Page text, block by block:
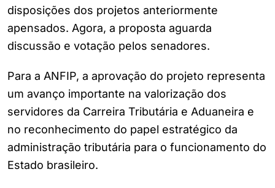
disposições dos projetos anteriormente
apensados. Agora, a proposta aguarda
discussão e votação pelos senadores.
Para a ANFIP, a aprovação do projeto representa
um avanço importante na valorização dos
servidores da Carreira Tributária e Aduaneira e
no reconhecimento do papel estratégico da
administração tributária para o funcionamento do
Estado brasileiro.